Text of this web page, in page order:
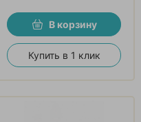
В корзину
Купить в 1 клик